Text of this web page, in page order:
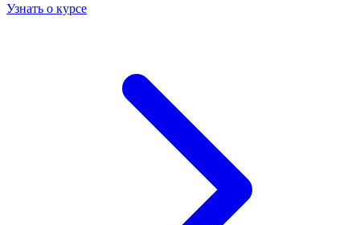
Узнать о курсе